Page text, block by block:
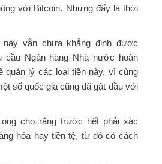
với Bitcoin. Nhưng đấy là thời
này vẫn chưa khẳng định được
cầu Ngân hàng Nhà nước hoàn
quản lý các loại tiền này, vì cùng
số quốc gia cũng đã gật đầu với
cho rằng trước hết phải xác
hóa hay tiền tệ, từ đó có cách